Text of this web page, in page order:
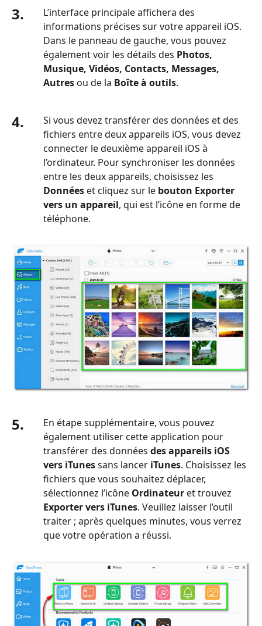
3.
L’interface principale affichera des
informations précises sur votre appareil iOS.
Dans le panneau de gauche, vous pouvez
également voir les détails des Photos,
Musique, Vidéos, Contacts, Messages,
Autres ou de la Boîte à outils.
4.
Si vous devez transférer des données et des
fichiers entre deux appareils iOS, vous devez
connecter le deuxième appareil iOS à
l’ordinateur. Pour synchroniser les données
entre les deux appareils, choisissez les
Données et cliquez sur le bouton Exporter
vers un appareil, qui est l’icône en forme de
téléphone.
5.
En étape supplémentaire, vous pouvez
également utiliser cette application pour
transférer des données des appareils iOS
vers iTunessans lancer iTunes. Choisissez les
fichiers que vous souhaitez déplacer,
sélectionnez l’icône Ordinateur et trouvez
Exporter vers iTunes. Veuillez laisser l’outil
traiter ; après quelques minutes, vous verrez
que votre opération a réussi.